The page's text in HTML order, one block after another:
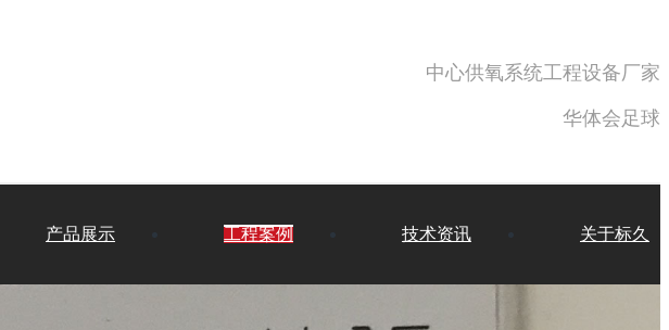
中心供氧系统工程设备厂家
华体会足球
产品展示 工程案例 技术资讯 关于标久